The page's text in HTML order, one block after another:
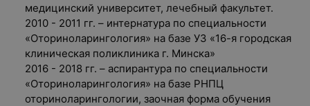
медицинский университет, лечебный факультет.
2010 - 2011 гг. – интернатура по специальности
«Оториноларингология» на базе УЗ «16-я городская
клиническая поликлиника г. Минска»
2016 - 2018 гг. – аспирантура по специальности
«Оториноларингология» на базе РНПЦ
оториноларингологии, заочная форма обучения